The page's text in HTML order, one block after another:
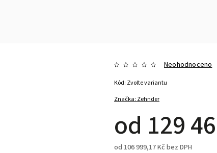
Značka: Zehnder
Neohodnoceno
od 129
od 106 999,17 Kč bez DPH
Kód: Zvolte variantu